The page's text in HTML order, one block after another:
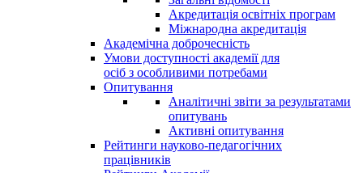
Акредитація освітніх програм
Міжнародна акредитація
Академічна доброчесність
Умови доступності академії для
осіб з особливими потребами
Опитування
Аналітичні звіти за результатами
опитувань
Активні опитування
Рейтинги науково-педагогічних
працівників